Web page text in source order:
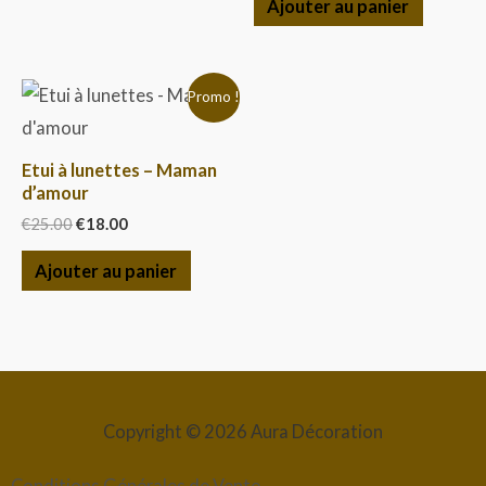
Ajouter au panier
Promo !
Etui à lunettes – Maman
d’amour
€25.00
Le
prix
initial
€25.00.
€18.00
Le
prix
€18.00.
Ajouter au panier
Copyright © 2026 Aura Décoration